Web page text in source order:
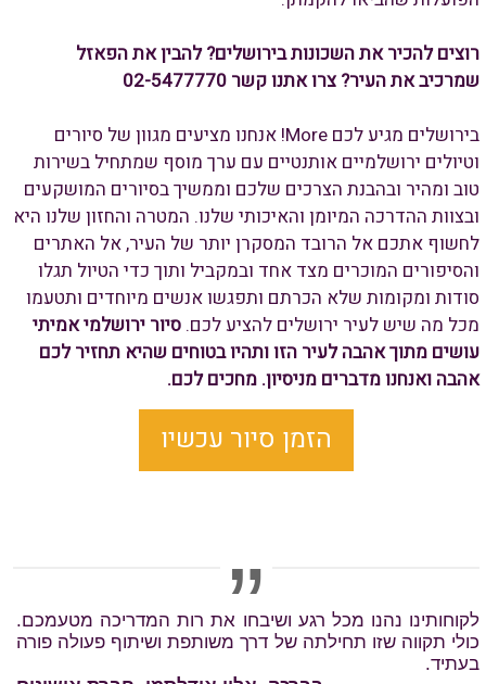
רוצים להכיר את השכונות בירושלים? להבין את הפאזל
שמרכיב את העיר? צרו אתנו קשר 02-5477770
בירושלים מגיע לכם More! אנחנו מציעים מגוון של סיורים
וטיולים ירושלמיים אותנטיים עם ערך מוסף שמתחיל בשירות
טוב ומהיר ובהבנת הצרכים שלכם וממשיך בסיורים המושקעים
ובצוות ההדרכה המיומן והאיכותי שלנו. המטרה והחזון שלנו היא
לחשוף אתכם אל הרובד המסקרן יותר של העיר, אל האתרים
והסיפורים המוכרים מצד אחד ובמקביל ותוך כדי הטיול תגלו
סודות ומקומות שלא הכרתם ותפגשו אנשים מיוחדים ותטעמו
מכל מה שיש לעיר ירושלים להציע לכם. סיור ירושלמי אמיתי
עושים מתוך אהבה לעיר הזו ותהיו בטוחים שהיא תחזיר לכם
אהבה ואנחנו מדברים מניסיון. מחכים לכם.
הזמן סיור עכשיו